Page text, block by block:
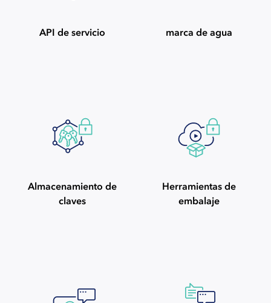
API de servicio marca de agua
Almacenamiento de
claves
Herramientas de
embalaje